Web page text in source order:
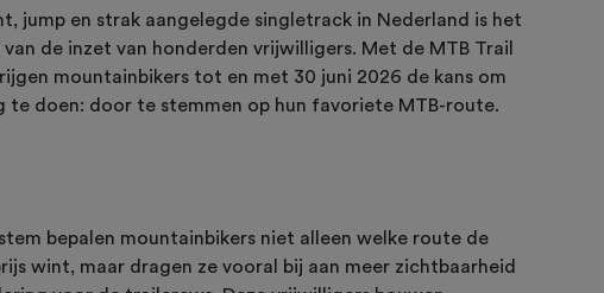
jump en strak aangelegde singletrack in Nederland is het
de inzet van honderden vrijwilligers. Met de MTB Trail
mountainbikers tot en met 30 juni 2026 de kans om
te doen: door te stemmen op hun favoriete MTB-route.
bepalen mountainbikers niet alleen welke route de
wint, maar dragen ze vooral bij aan meer zichtbaarheid